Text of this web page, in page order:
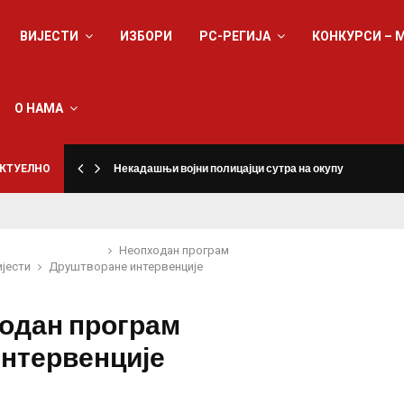
ВИЈЕСТИ ИЗБОРИ РС-РЕГИЈА КОНКУРСИ –
О НАМА
Некадашњи војни полицајци сутра на окупу
Друштво
Неопходан програм
ране интервенције
програм